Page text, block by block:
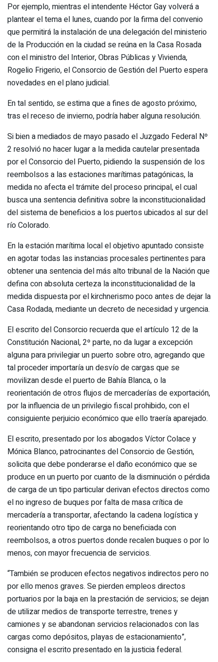
Por ejemplo, mientras el intendente Héctor Gay volverá a
plantear el tema el lunes, cuando por lafirmadel convenio
que permitirá la instalación de una delegación delministerio
de la Producción en la ciudad se reúna en laCasa Rosada
con el ministro del Interior, Obras Públicas y Vivienda,
Rogelio Frigerio, el Consorcio de Gestión del Puerto espera
novedades en el plano judicial.
En tal sentido, se estima que a fines de agosto próximo,
tras el receso deinvierno, podría haber alguna resolución.
Si bien a mediados de mayo pasado el Juzgado Federal Nº
2 resolvió no hacer lugar a la medida cautelar presentada
por el Consorcio del Puerto, pidiendo la suspensión de los
reembolsos a las estaciones marítimas patagónicas, la
medida no afecta el trámite del proceso principal, el cual
busca una sentencia definitiva sobre la inconstitucionalidad
del sistema de beneficios a los puertos ubicados al sur del
río Colorado.
En la estación marítima local el objetivo apuntado consiste
en agotar todas las instancias procesales pertinentes para
obtener una sentencia del más alto tribunal de la Nación que
defina con absoluta certeza la inconstitucionalidad de la
medida dispuesta por el kirchnerismo poco antes de dejar la
Casa Rodada, mediante un decreto de necesidad y urgencia.
El escrito del Consorcio recuerda que el artículo 12 de la
Constitución Nacional, 2º parte, no da lugar a excepción
alguna para privilegiar un puerto sobre otro, agregando que
tal proceder importaría un desvío de cargas que se
movilizan desde el puerto de Bahía Blanca, o la
reorientación de otros flujos de mercaderías de exportación,
por la influencia de un privilegio fiscal prohibido, con el
consiguiente perjuicio económico que ello traería aparejado.
El escrito, presentado por los abogados Víctor Colace y
Mónica Blanco, patrocinantes del Consorcio de Gestión,
solicita que debe ponderarse el daño económico que se
produce en un puerto por cuanto de la disminución o pérdida
de carga de un tipo particular derivan efectos directos como
el no ingreso de buques por falta de masa crítica de
mercadería a transportar, afectando la cadena logística y
reorientando otro tipo de carga no beneficiada con
reembolsos, a otros puertos donde recalen buques o por lo
menos, con mayor frecuencia de servicios.
“También se producen efectos negativos indirectos pero no
por ello menos graves. Se pierden empleos directos
portuarios por la baja en la prestación de servicios; se dejan
de utilizar medios de transporte terrestre, trenes y
camiones y se abandonan servicios relacionados con las
cargas como depósitos, playas de estacionamiento”,
consigna el escrito presentado en la justicia federal.